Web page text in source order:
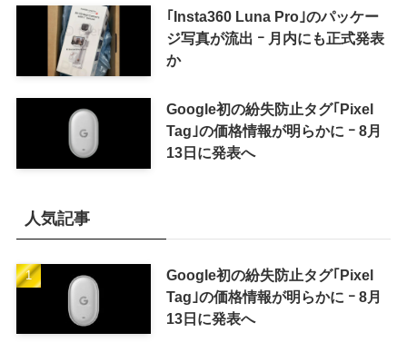
｢Insta360 Luna Pro｣のパッケー
ジ写真が流出 ｰ 月内にも正式発表
か
Google初の紛失防止タグ｢Pixel
Tag｣の価格情報が明らかに ｰ 8月
13日に発表へ
人気記事
Google初の紛失防止タグ｢Pixel
Tag｣の価格情報が明らかに ｰ 8月
13日に発表へ